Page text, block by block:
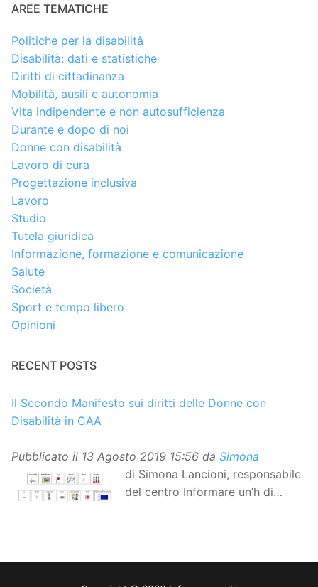
AREE TEMATICHE
Politiche per la disabilità
Disabilità: dati e statistiche
Diritti di cittadinanza
Mobilità, ausili e autonomia
Vita indipendente e non autosufficienza
Durante e dopo di noi
Donne con disabilità
Lavoro di cura
Progettazione inclusiva
Lavoro
Studio
Tutela giuridica
Informazione, formazione e comunicazione
Salute
Società
Sport e tempo libero
Opinioni
RECENT POSTS
Il Secondo Manifesto sui diritti delle Donne con
Disabilità in CAA
Pubblicato il 13 Agosto 2019 15:56 da Simona
di Simona Lancioni, responsabile
del centro Informare un’h di
aumentativa alternativa (CAA) del “Secondo Manifesto